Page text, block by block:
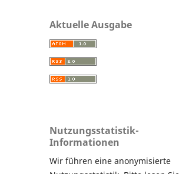
Aktuelle Ausgabe
Nutzungsstatistik-
Informationen
Wir führen eine anonymisierte